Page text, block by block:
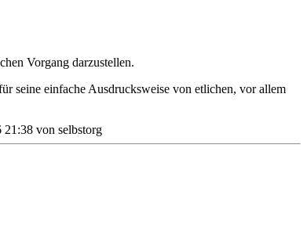
Vorgang darzustellen.
seine einfache Ausdrucksweise von etlichen, vor allem
21:38 von selbstorg